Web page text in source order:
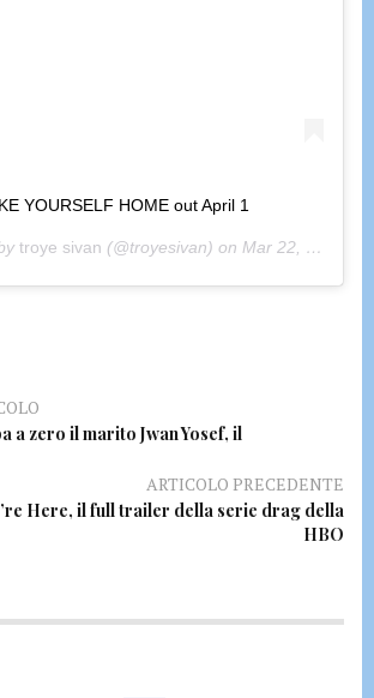
YOURSELF HOME out April 1
troye sivan (@troyesivan) on Mar 22, 2020 at 5:54pm PDT
a zero il marito Jwan Yosef, il
ARTICOLO PRECEDENTE
Here, il full trailer della serie drag della
HBO